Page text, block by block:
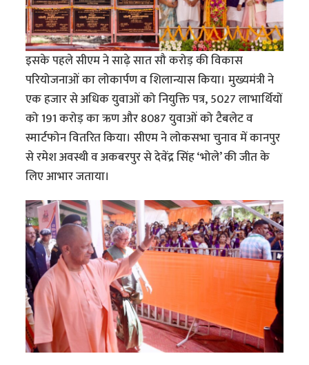
इसके पहले सीएम ने साढ़े सात सौ करोड़ की विकास
परियोजनाओं का लोकार्पण व शिलान्यास किया। मुख्यमंत्री ने
एक हजार से अधिक युवाओं को नियुक्ति पत्र, 5027 लाभार्थियों
को 191 करोड़ का ऋण और 8087 युवाओं को टैबलेट व
स्मार्टफोन वितरित किया। सीएम ने लोकसभा चुनाव में कानपुर
से रमेश अवस्थी व अकबरपुर से देवेंद्र सिंह ‘भोले’ की जीत के
लिए आभार जताया।